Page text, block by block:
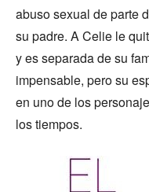
abuso sexual de parte
su padre. A Celie le
y es separada de su
impensable, pero su
en uno de los
los tiempos.